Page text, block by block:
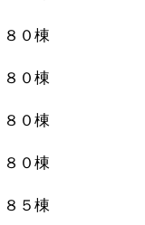
棟
棟
棟
棟
棟